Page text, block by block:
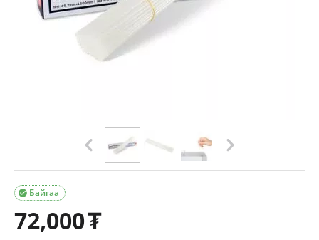
Байгаа

72,000₮